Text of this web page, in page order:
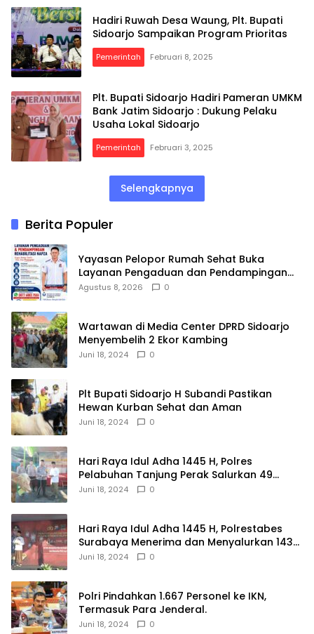
Hadiri Ruwah Desa Waung, Plt. Bupati
Sidoarjo Sampaikan Program Prioritas
Pemerintah Februari 8, 2025
Plt. Bupati Sidoarjo Hadiri Pameran UMKM
Bank Jatim Sidoarjo : Dukung Pelaku
Usaha Lokal Sidoarjo
Pemerintah Februari 3, 2025
Selengkapnya
Berita Populer
Yayasan Pelopor Rumah Sehat Buka
Layanan Pengaduan dan Pendampingan
Rehabilitasi NAPZA 24 Jam
Agustus 8, 2026 0
Wartawan di Media Center DPRD Sidoarjo
Menyembelih 2 Ekor Kambing
Juni 18, 2024 0
Plt Bupati Sidoarjo H Subandi Pastikan
Hewan Kurban Sehat dan Aman
Juni 18, 2024 0
Hari Raya Idul Adha 1445 H, Polres
Pelabuhan Tanjung Perak Salurkan 49
Hewan Korban.
Juni 18, 2024 0
Hari Raya Idul Adha 1445 H, Polrestabes
Surabaya Menerima dan Menyalurkan 143
Hewan Kurban
Juni 18, 2024 0
Polri Pindahkan 1.667 Personel ke IKN,
Termasuk Para Jenderal.
Juni 18, 2024 0